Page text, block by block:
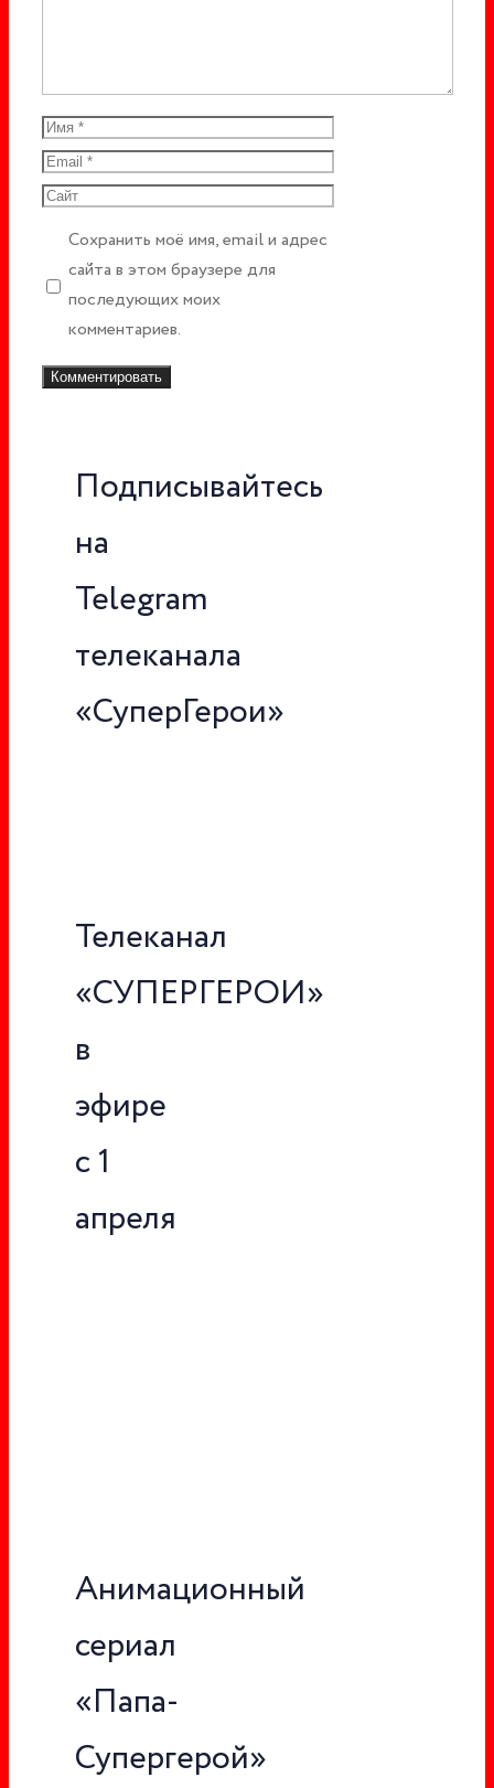
Имя
Email
Сайт
Сохранить моё имя, email и адрес
сайта в этом браузере для
последующих моих
комментариев.
Подписывайтесь
на
Telegram
телеканала
«СуперГерои»
Телеканал
«СУПЕРГЕРОИ»
в
эфире
с 1
апреля
Анимационный
сериал
«Папа-
Супергерой»